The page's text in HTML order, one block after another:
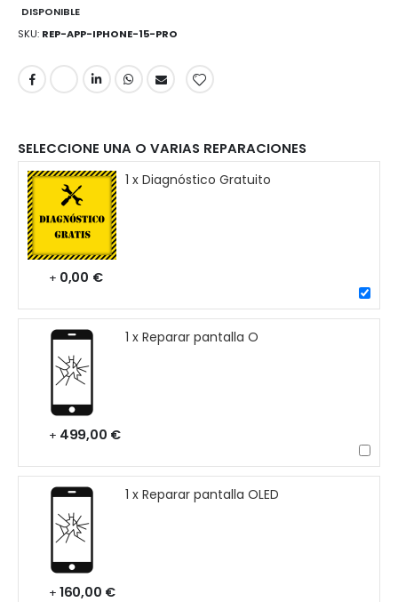
DISPONIBLE
SKU REP-APP-IPHONE-15-PRO
SELECCIONE UNA O VARIAS REPARACIONES
1 x Diagnóstico Gratuito
+ 0,00 €
1 x Reparar pantalla O
+ 499,00 €
1 x Reparar pantalla OLED
+ 160,00 €